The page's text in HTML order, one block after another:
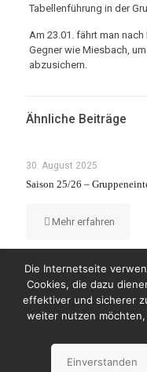
Tabellenführung in der
Am 23.01. fährt man
Gegner wie Miesbach,
abzusichern.
Ähnliche Beiträge
30. August 2025
Saison 25/26 –
Mehr erfahren
© Copyright
Impressum
Die Internetseite
Cookies, die dazu
effektiver und sicherer
weiter nutzen
Einverstanden